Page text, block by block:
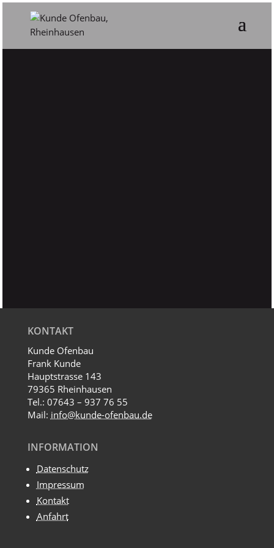
KONTAKT
Kunde Ofenbau
Frank Kunde
Hauptstrasse 143
79365 Rheinhausen
Tel.: 07643 – 937 76 55
Mail: info@kunde-ofenbau.de
INFORMATION
Datenschutz
Impressum
Kontakt
Anfahrt